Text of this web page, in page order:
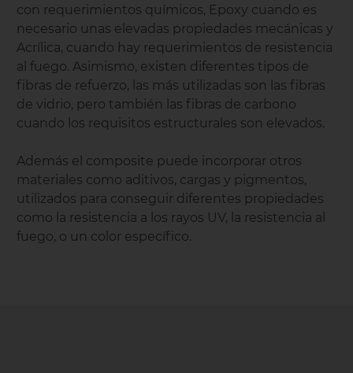
con requerimientos químicos, Epoxy cuando es
necesario unas elevadas propiedades mecánicas y
Acrílica, cuando hay requerimientos de resistencia
al fuego. Asimismo, existen diferentes tipos de
fibras de refuerzo, las más utilizadas son las fibras
de vidrio, pero también las fibras de carbono
cuando los requisitos estructurales son elevados.
Además el composite puede incorporar otros
materiales como aditivos, cargas y pigmentos,
utilizados para conseguir diferentes propiedades
como la resistencia a los rayos UV, la resistencia al
fuego, o un color específico.